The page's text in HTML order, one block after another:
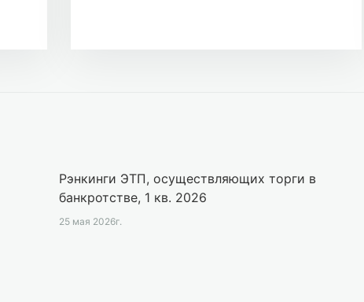
Рэнкинги ЭТП, осуществляющих торги в
банкротстве, 1 кв. 2026
25 мая 2026г.